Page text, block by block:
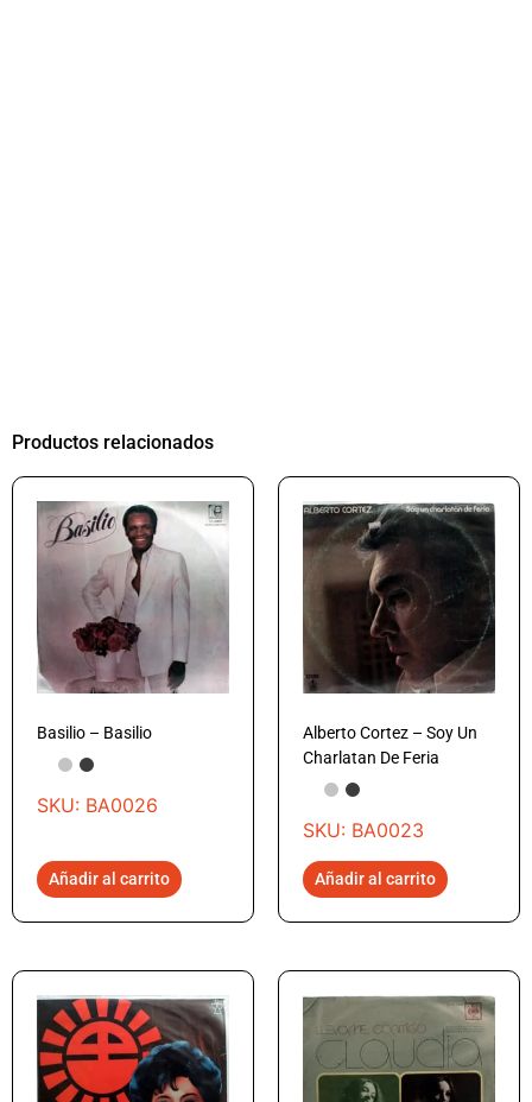
Productos relacionados
Basilio – Basilio
SKU: BA0026
Añadir al carrito
Alberto Cortez – Soy Un
Charlatan De Feria
SKU: BA0023
Añadir al carrito